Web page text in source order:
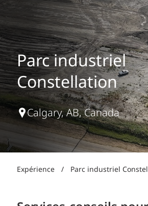
Parc industriel
Constellation
Calgary, AB, Canada
Expérience / Parc industriel